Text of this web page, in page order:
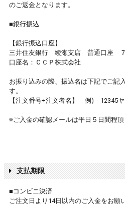
のご返金となります。
■銀行振込
【銀行振込口座】
三井住友銀行 綾瀬支店 普通口座 ７
口座名：ＣＣＰ株式会社
お振り込みの際、振込名は下記でご記
す。
【注文番号+注文者名】 例) 12345ヤ
※ご入金の確認メールは平日５日間程頂
支払期限
■コンビニ決済
ご注文日より14日以内のご入金をお願